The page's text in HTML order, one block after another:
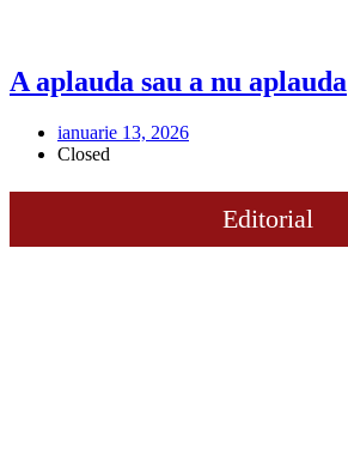
A aplauda sau a nu aplauda
ianuarie 13, 2026
Closed
Editorial